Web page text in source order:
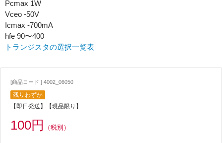
Pcmax 1W
Vceo -50V
Icmax -700mA
hfe 90〜400
トランジスタの選択一覧表
[商品コード ] 4002_06050
残りわずか
【即日発送】【現品限り】
100円 （税別）